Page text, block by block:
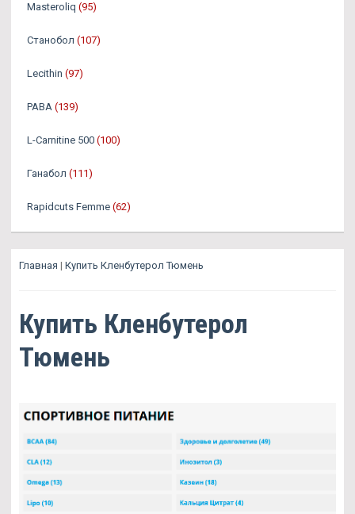
Masteroliq (95)
Станобол (107)
Lecithin (97)
PABA (139)
L-Carnitine 500 (100)
Ганабол (111)
Rapidcuts Femme (62)
Главная | Купить Кленбутерол Тюмень
Купить Кленбутерол
Тюмень